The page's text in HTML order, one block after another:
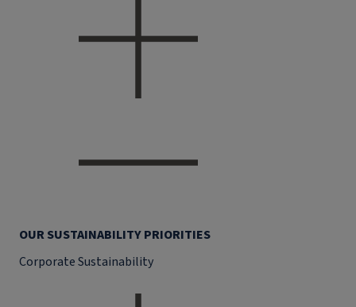
OUR SUSTAINABILITY PRIORITIES
Corporate Sustainability